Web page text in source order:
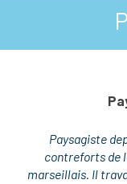
Paysagiste
contreforts de
marseillais. Il